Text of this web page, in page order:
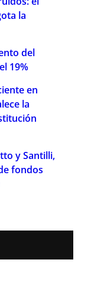
la
del
19%
en
la
y Santilli,
fondos